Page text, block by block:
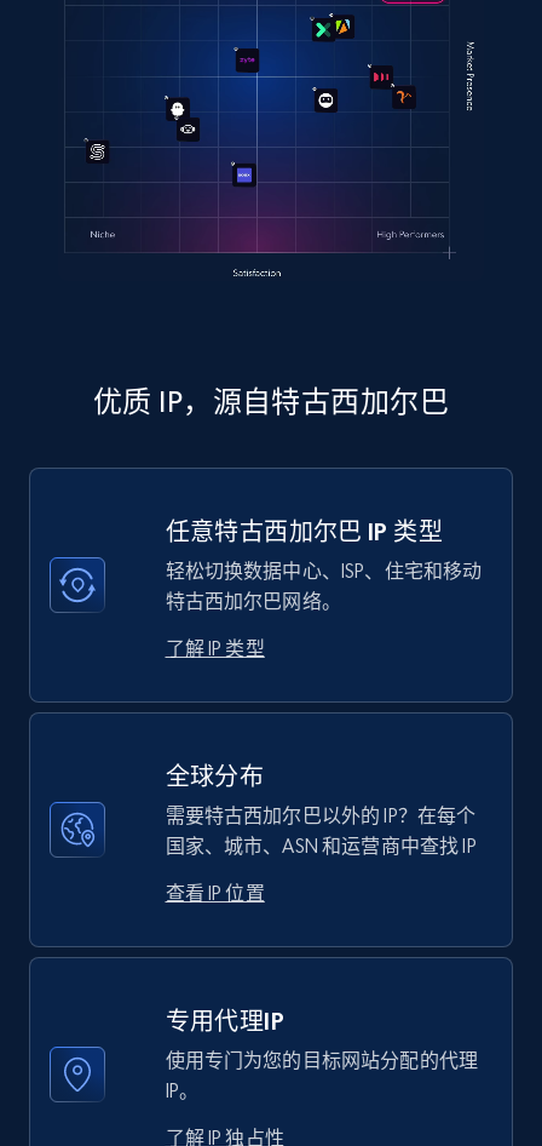
优质 IP，源自特古西加尔巴
任意特古西加尔巴 IP 类型
轻松切换数据中心、ISP、住宅和移动
特古西加尔巴网络。
了解 IP 类型
全球分布
需要特古西加尔巴以外的 IP？在每个
国家、城市、ASN 和运营商中查找 IP
查看 IP 位置
专用代理IP
使用专门为您的目标网站分配的代理
IP。
了解 IP 独占性